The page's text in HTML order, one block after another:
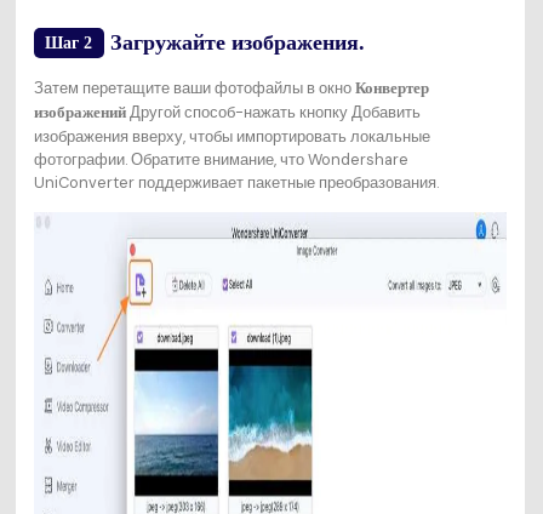
Шаг 2 Загружайте изображения.
Затем перетащите ваши фотофайлы в окно Конвертер
изображенийДругой способ-нажать кнопку Добавить
изображения вверху, чтобы импортировать локальные
фотографии. Обратите внимание, что Wondershare
UniConverter поддерживает пакетные преобразования.